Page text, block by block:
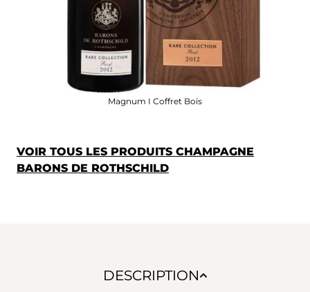
Magnum I Coffret Bois
VOIR TOUS LES PRODUITS CHAMPAGNE
BARONS DE ROTHSCHILD
DESCRIPTION